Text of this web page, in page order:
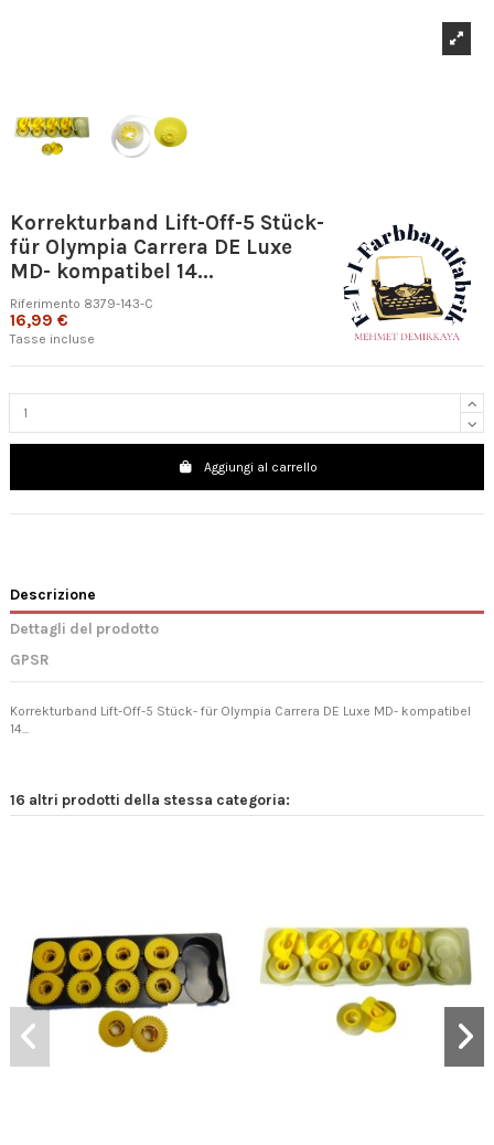
Korrekturband Lift-Off-5 Stück-
für Olympia Carrera DE Luxe
MD- kompatibel 14...
Riferimento 8379-143-C
16,99 €
Tasse incluse
Aggiungi al carrello
Descrizione
Dettagli del prodotto
GPSR
Korrekturband Lift-Off-5 Stück- für Olympia Carrera DE Luxe MD- kompatibel
14...
16 altri prodotti della stessa categoria: